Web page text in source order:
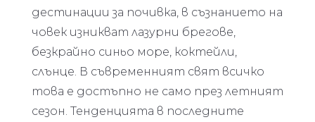
дестинации за почивка, в съзнанието на
човек изникват лазурни брегове,
безкрайно синьо море, коктейли,
слънце. В съвременният свят всичко
това е достъпно не само през летният
сезон. Тенденцията в последните